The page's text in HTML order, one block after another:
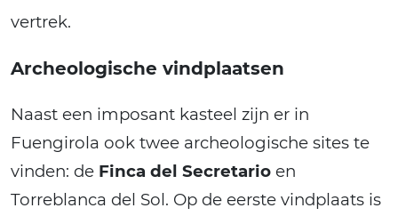
vertrek.
Archeologische vindplaatsen
Naast een imposant kasteel zijn er in
Fuengirola ook twee archeologische sites te
vinden: de Finca del Secretario en
Torreblanca del Sol. Op de eerste vindplaats is